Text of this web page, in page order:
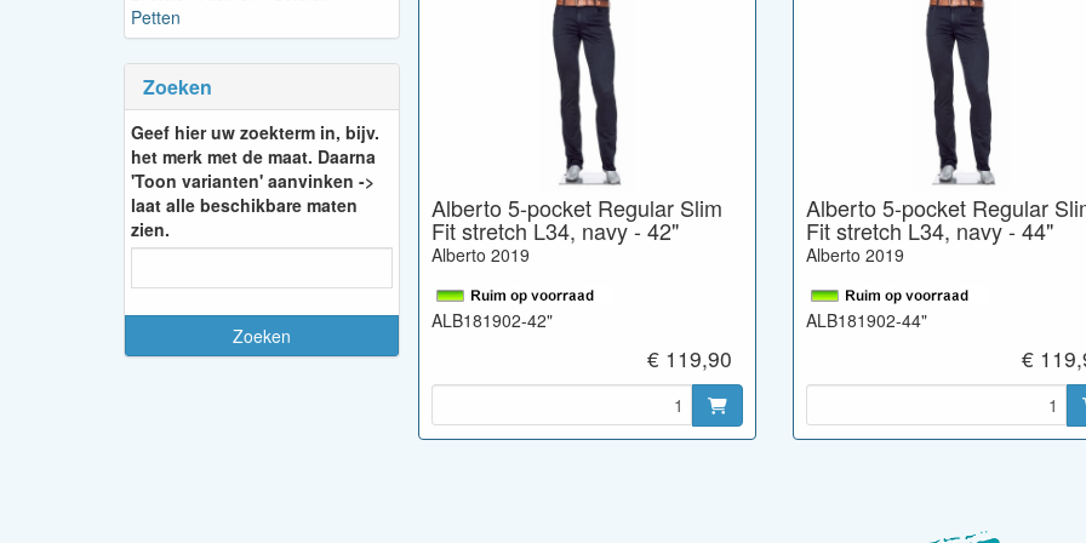
Petten
Zoeken
Geef hier uw zoekterm in, bijv.
het merk met de maat. Daarna
'Toon varianten' aanvinken ->
laat alle beschikbare maten
zien.
Alberto 5-pocket Regular Slim
Fit stretch L34, navy - 42"
Alberto 2019
ALB181902-42"
€ 119,90
Alberto 5-pocket Regular
Fit stretch L34, navy - 44"
Alberto 2019
ALB181902-44"
€